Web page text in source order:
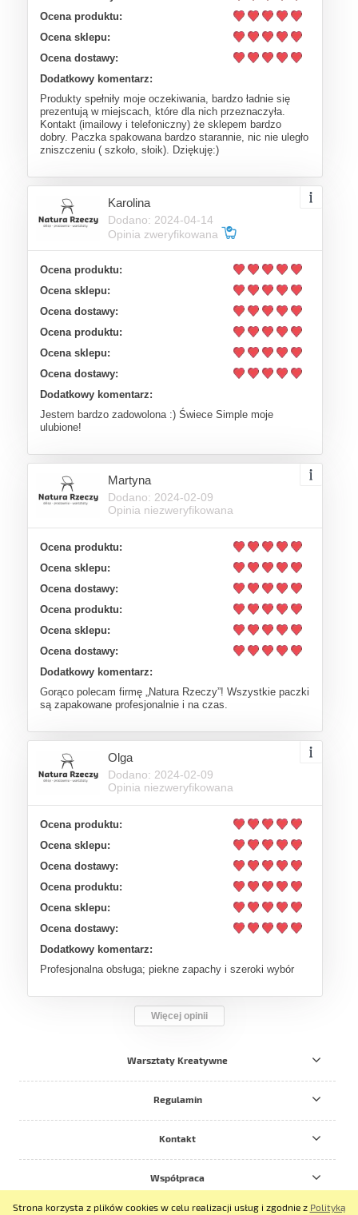
Strona korzysta z plików cookies w celu realizacji usług i zgodnie z Polityką
Ocena produktu:
Ocena sklepu:
Ocena dostawy:
Dodatkowy komentarz:
Produkty spełniły moje oczekiwania, bardzo ładnie się
prezentują w miejscach, które dla nich przeznaczyła.
Kontakt (imailowy i telefoniczny) że sklepem bardzo
dobry. Paczka spakowana bardzo starannie, nic nie uległo
zniszczeniu ( szkoło, słoik). Dziękuję:)
Karolina
Dodano: 2024-04-14
Opinia zweryfikowana
Ocena produktu:
Ocena sklepu:
Ocena dostawy:
Ocena produktu:
Ocena sklepu:
Ocena dostawy:
Dodatkowy komentarz:
Jestem bardzo zadowolona :) Świece Simple moje
ulubione!
Martyna
Dodano: 2024-02-09
Opinia niezweryfikowana
Ocena produktu:
Ocena sklepu:
Ocena dostawy:
Ocena produktu:
Ocena sklepu:
Ocena dostawy:
Dodatkowy komentarz:
Gorąco polecam firmę „Natura Rzeczy”! Wszystkie paczki
są zapakowane profesjonalnie i na czas.
Olga
Dodano: 2024-02-09
Opinia niezweryfikowana
Ocena produktu:
Ocena sklepu:
Ocena dostawy:
Ocena produktu:
Ocena sklepu:
Ocena dostawy:
Dodatkowy komentarz:
Profesjonalna obsługa; piekne zapachy i szeroki wybór
Więcej opinii
Warsztaty Kreatywne
Regulamin
Kontakt
Współpraca